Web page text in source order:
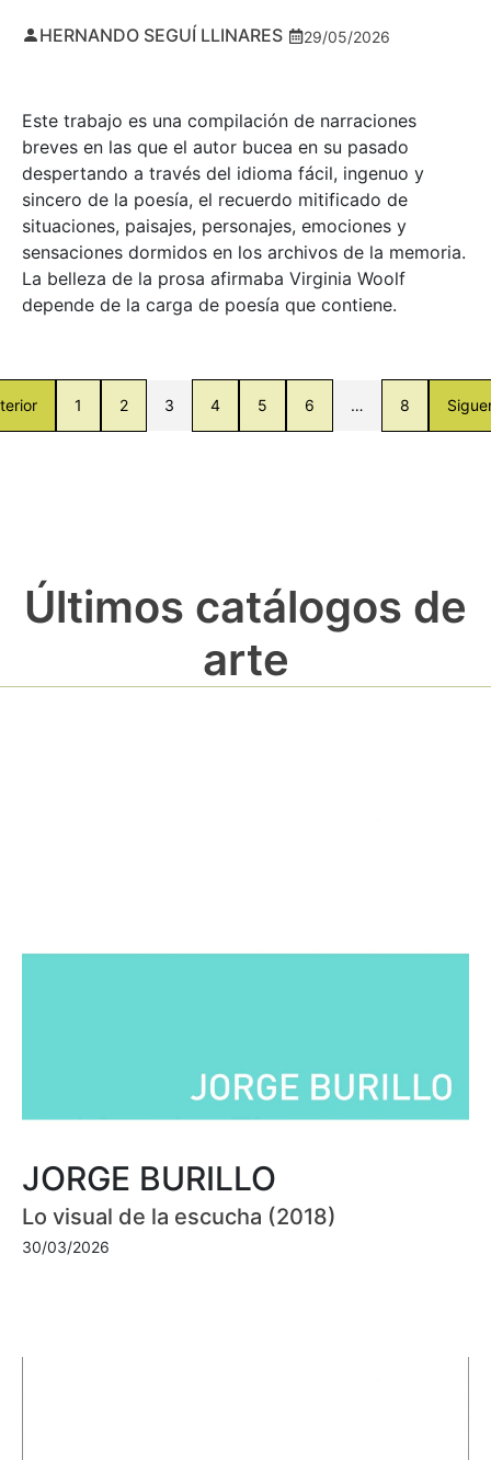
HERNANDO SEGUÍ LLINARES 29/05/2026
Este trabajo es una compilación de narraciones
breves en las que el autor bucea en su pasado
despertando a través del idioma fácil, ingenuo y
sincero de la poesía, el recuerdo mitificado de
situaciones, paisajes, personajes, emociones y
sensaciones dormidos en los archivos de la memoria.
La belleza de la prosa afirmaba Virginia Woolf
depende de la carga de poesía que contiene.
1 2 3 4 5 6 … 8
Últimos catálogos de
arte
JORGE BURILLO
Lo visual de la escucha (2018)
30/03/2026